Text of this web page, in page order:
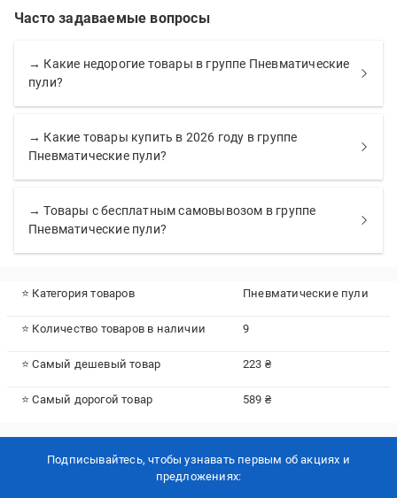
Часто задаваемые вопросы
→ Какие недорогие товары в группе Пневматические
пули?
→ Какие товары купить в 2026 году в группе
Пневматические пули?
→ Товары с бесплатным самовывозом в группе
Пневматические пули?
⭐ Категория товаров Пневматические пули
⭐ Количество товаров в наличии 9
⭐ Самый дешевый товар 223 ₴
⭐ Самый дорогой товар 589 ₴
Подписывайтесь, чтобы узнавать первым об акцияx и
предложениях: